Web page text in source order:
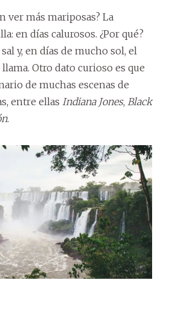
ver más mariposas? La
en días calurosos. ¿Por qué?
y, en días de mucho sol, el
Otro dato curioso es que
de muchas escenas de
entre ellas Indiana Jones, Black
.